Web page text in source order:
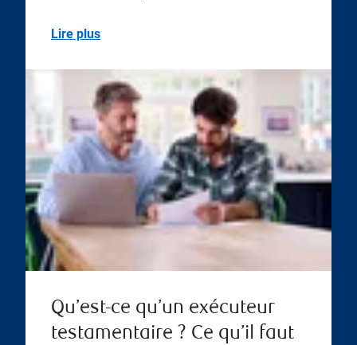
Lire plus
Qu’est-ce qu’un exécuteur
testamentaire ? Ce qu’il faut